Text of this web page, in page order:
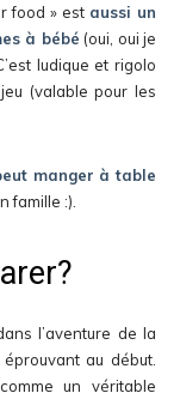
food » est aussi un
à bébé (oui, oui je
ludique et rigolo
(valable pour les
manger à table
famille :).
l’aventure de la
au début.
un véritable